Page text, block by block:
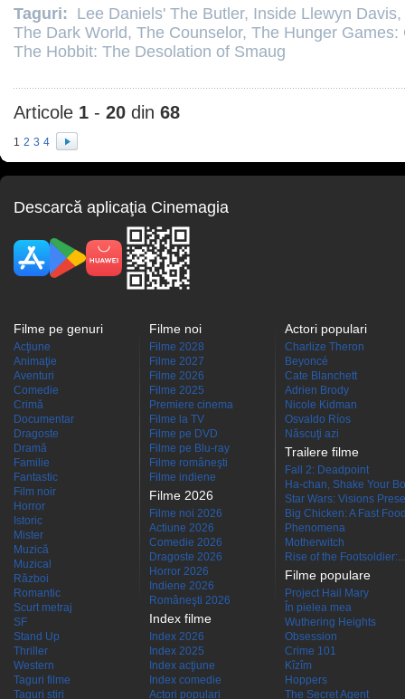
Taguri: Lee Daniels' The Butler, Inside Llewyn Davis,
The Dark World, The Counselor, The Hunger Games:
The Hobbit: The Desolation of Smaug
Articole 1 - 20 din 68
1 2 3 4
Descarcă aplicaţia Cinemagia
Filme pe genuri
Acţiune
Animaţie
Aventuri
Comedie
Crimă
Documentar
Dragoste
Dramă
Familie
Fantastic
Film noir
Horror
Istoric
Mister
Muzică
Muzical
Război
Romantic
Scurt metraj
SF
Stand Up
Thriller
Western
Taguri filme
Taguri stiri
Filme noi
Filme 2028
Filme 2027
Filme 2026
Filme 2025
Premiere cinema
Filme la TV
Filme pe DVD
Filme pe Blu-ray
Filme româneşti
Filme indiene
Filme 2026
Filme noi 2026
Actiune 2026
Comedie 2026
Dragoste 2026
Horror 2026
Indiene 2026
Româneşti 2026
Index filme
Index 2026
Index 2025
Index acţiune
Index comedie
Actori populari
Actori populari
Charlize Theron
Beyoncé
Cate Blanchett
Adrien Brody
Nicole Kidman
Osvaldo Ríos
Născuţi azi
Trailere filme
Fall 2: Deadpoint
Ha-chan, Shake Your
Star Wars: Visions
Big Chicken: A Fast
Phenomena
Motherwitch
Rise of the Footsoldier:...
Filme populare
Project Hail Mary
În pielea mea
Wuthering Heights
Obsession
Crime 101
Kîzîm
Hoppers
The Secret Agent